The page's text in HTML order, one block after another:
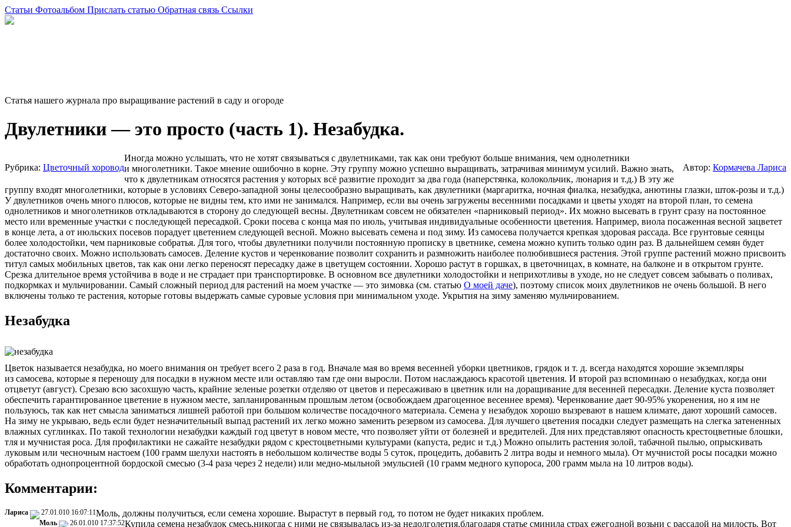
Статьи Фотоальбом Прислать статью Обратная связь Ссылки
Статья нашего журнала про выращивание растений в саду и огороде
Двулетники — это просто (часть 1). Незабудка.
Рубрика: Цветочный хоровод Автор: Кормачева Лариса
Иногда можно услышать, что не хотят связываться с двулетниками, так как они требуют больше внимания, чем однолетники
и многолетники. Такое мнение ошибочно в корне. Эту группу можно успешно выращивать, затрачивая минимум усилий. Важно знать,
что к двулетникам относятся растения у которых всё развитие проходит за два года (наперстянка, колокольчик, люнария и т.д.) В эту же
группу входят многолетники, которые в условиях Северо-западной зоны целесообразно выращивать, как двулетники (маргаритка, ночная фиалка, незабудка, анютины глазки, шток-розы и т.д.)
У двулетников очень много плюсов, которые не видны тем, кто ими не занимался. Например, если вы очень загружены весенними посадками и цветы уходят на второй план, то семена
однолетников и многолетников откладываются в сторону до следующей весны. Двулетникам совсем не обязателен «парниковый период». Их можно высевать в грунт сразу на постоянное
место или временные участки с последующей пересадкой. Сроки посева с конца мая по июль, учитывая индивидуальные особенности цветения. Например, виола посаженная весной зацветет
в конце лета, а от июльских посевов порадует цветением следующей весной. Можно высевать семена и под зиму. Из самосева получается крепкая здоровая рассада. Все грунтовые сеянцы
более холодостойки, чем парниковые собратья. Для того, чтобы двулетники получили постоянную прописку в цветнике, семена можно купить только один раз. В дальнейшем семян будет
достаточно своих. Можно использовать самосев. Деление кустов и черенкование позволит сохранить и размножить наиболее полюбившиеся растения. Этой группе растений можно присвоить
титул самых мобильных цветов, так как они легко переносят пересадку даже в цветущем состоянии. Хорошо растут в горшках, в цветочницах, в комнате, на балконе и в открытом грунте.
Срезка длительное время устойчива в воде и не страдает при транспортировке. В основном все двулетники холодостойки и неприхотливы в уходе, но не следует совсем забывать о поливах,
подкормках и мульчировании. Самый сложный период для растений на моем участке — это зимовка (см. статью О моей даче), поэтому список моих двулетников не очень большой. В него
включены только те растения, которые готовы выдержать самые суровые условия при минимальном уходе. Укрытия на зиму заменяю мульчированием.
Незабудка
Цветок называется незабудка, но моего внимания он требует всего 2 раза в год. Вначале мая во время весенней уборки цветников, грядок и т. д. всегда находятся хорошие экземпляры
из самосева, которые я переношу для посадки в нужном месте или оставляю там где они выросли. Потом наслаждаюсь красотой цветения. И второй раз вспоминаю о незабудках, когда они
отцветут (август). Срезаю всю засохшую часть, крайние зеленые розетки отделяю от цветов и пересаживаю в цветник или на доращивание для весенней пересадки. Деление куста позволяет
обеспечить гарантированное цветение в нужном месте, запланированным прошлым летом (освобождаем драгоценное весеннее время). Черенкование дает 90-95% укоренения, но я им не
пользуюсь, так как нет смысла заниматься лишней работой при большом количестве посадочного материала. Семена у незабудок хорошо вызревают в нашем климате, дают хороший самосев.
На зиму не укрываю, ведь если будет незначительный выпад растений их легко можно заменить резервом из самосева. Для лучшего цветения посадки следует размещать на слегка затененных
влажных суглинках. По такой технологии незабудки каждый год цветут в новом месте, что позволяет уйти от болезней и вредителей. Для них представляют опасность крестоцветные блошки,
тля и мучнистая роса. Для профилактики не сажайте незабудки рядом с крестоцветными культурами (капуста, редис и т.д.) Можно опылить растения золой, табачной пылью, опрыскивать
луковым или чесночным настоем (100 грамм шелухи настоять в небольшом количестве воды 5 суток, процедить, добавить 2 литра воды и немного мыла). От мучнистой росы посадки можно
обработать однопроцентной бордоской смесью (3-4 раза через 2 недели) или медно-мыльной эмульсией (10 грамм медного купороса, 200 грамм мыла на 10 литров воды).
Комментарии:
Лариса 27.01.010 16:07:11Моль, должны получиться, если семена хорошие. Вырастут в первый год, то потом не будет никаких проблем.
Моль 26.01.010 17:37:52Купила семена незабудок смесь,никогда с ними не связывалась из-за недолголетия,благодаря статье сминила страх ежегодной возьни с рассадой на милость. Вот